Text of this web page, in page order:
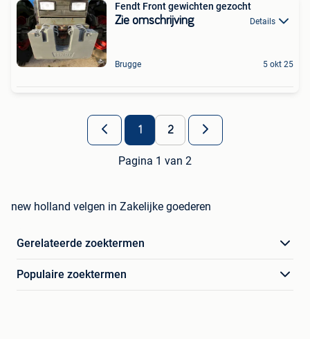
Fendt Front gewichten gezocht
Zie omschrijving Details
Brugge 5 okt 25
1 2
Pagina 1 van 2
new holland velgen in Zakelijke goederen
Gerelateerde zoektermen
Populaire zoektermen